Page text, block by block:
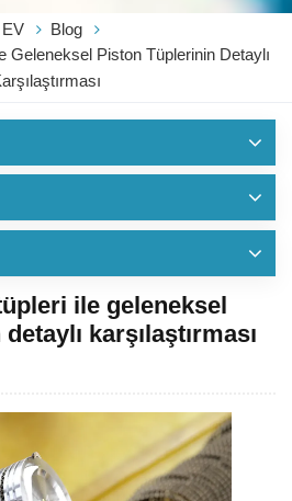
EV
Blog
Geleneksel Piston Tüplerinin Detaylı
ile geleneksel
karşılaştırması